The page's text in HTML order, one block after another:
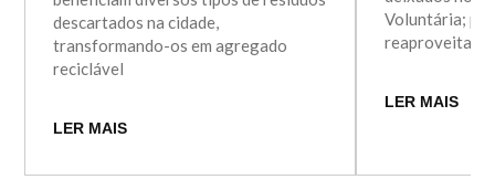
descartados na cidade,
transformando-os em agregado
reciclável
LER MAIS
Voluntária;
reaproveitada
LER MAIS